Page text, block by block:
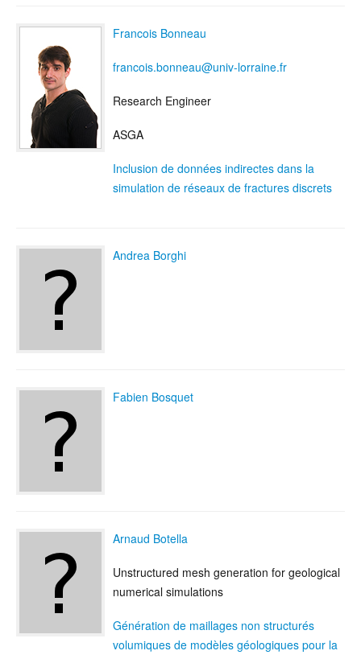
Francois Bonneau
francois.bonneau@univ-lorraine.fr
Research Engineer
ASGA
Inclusion de données indirectes dans la
simulation de réseaux de fractures discrets
Andrea Borghi
Fabien Bosquet
Arnaud Botella
Unstructured mesh generation for geological
numerical simulations
Génération de maillages non structurés
volumiques de modèles géologiques pour la